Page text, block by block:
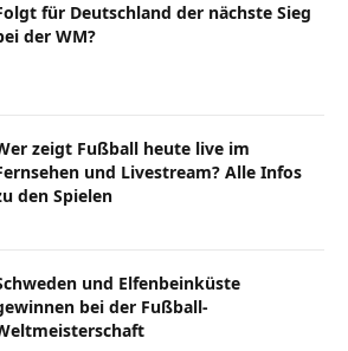
für Deutschland der nächste Sieg
der WM?
zeigt Fußball heute live im
und Livestream? Alle Infos
den Spielen
und Elfenbeinküste
bei der Fußball-